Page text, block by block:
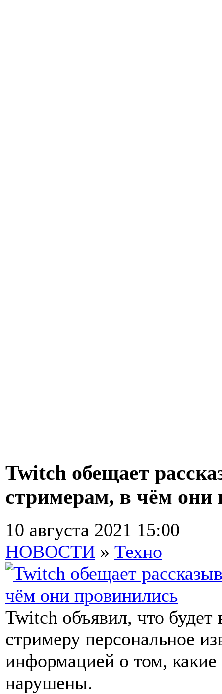
Twitch обещает
стримерам, в чём они
10 августа 2021 15:00
НОВОСТИ » Техно
Twitch объявил, что
стримеру персональное
информацией о том,
нарушены.